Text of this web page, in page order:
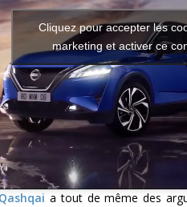
Cliquez pour accepter les
marketing et activer ce
a tout de même des